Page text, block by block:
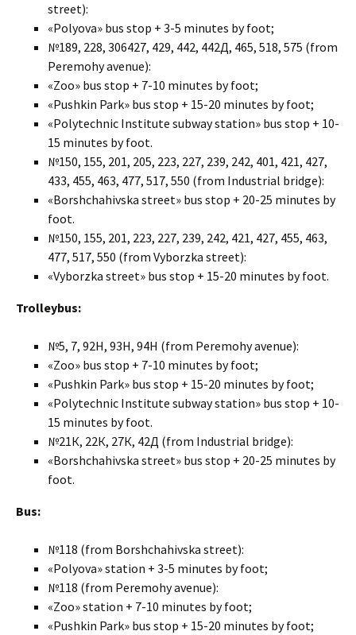
street):
«Polyova» bus stop + 3-5 minutes by foot;
№189, 228, 306427, 429, 442, 442Д, 465, 518, 575 (from
Peremohy avenue):
«Zoo» bus stop + 7-10 minutes by foot;
«Pushkin Park» bus stop + 15-20 minutes by foot;
«Polytechnic Institute subway station» bus stop + 10-
15 minutes by foot.
№150, 155, 201, 205, 223, 227, 239, 242, 401, 421, 427,
433, 455, 463, 477, 517, 550 (from Industrial bridge):
«Borshchahivska street» bus stop + 20-25 minutes by
foot.
№150, 155, 201, 223, 227, 239, 242, 421, 427, 455, 463,
477, 517, 550 (from Vyborzka street):
«Vyborzka street» bus stop + 15-20 minutes by foot.
Trolleybus:
№5, 7, 92Н, 93Н, 94Н (from Peremohy avenue):
«Zoo» bus stop + 7-10 minutes by foot;
«Pushkin Park» bus stop + 15-20 minutes by foot;
«Polytechnic Institute subway station» bus stop + 10-
15 minutes by foot.
№21К, 22К, 27К, 42Д (from Industrial bridge):
«Borshchahivska street» bus stop + 20-25 minutes by
foot.
Bus:
№118 (from Borshchahivska street):
«Polyova» station + 3-5 minutes by foot;
№118 (from Peremohy avenue):
«Zoo» station + 7-10 minutes by foot;
«Pushkin Park» bus stop + 15-20 minutes by foot;